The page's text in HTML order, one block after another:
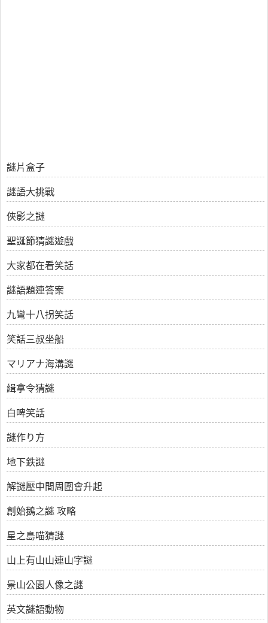
謎片盒子
謎語大挑戰
俠影之謎
聖誕節猜謎遊戲
大家都在看笑話
謎語題連答案
九彎十八拐笑話
笑話三叔坐船
マリアナ海溝謎
緝拿令猜謎
白啤笑話
謎作り方
地下鉄謎
解謎壓中間周圍會升起
創始鵝之謎 攻略
星之島喵猜謎
山上有山山連山字謎
景山公園人像之謎
英文謎語動物